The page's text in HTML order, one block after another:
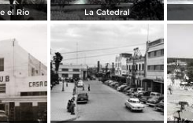
el Rio La Catedral